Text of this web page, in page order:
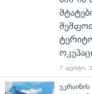
7 აგვისტო,